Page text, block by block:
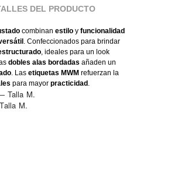
DEL PRODUCTO
combinan estilo y funcionalidad
. Confeccionados para brindar
, ideales para un look
dobles alas bordadas añaden un
. Las etiquetas MWM refuerzan la
para mayor practicidad
Talla M.
M.